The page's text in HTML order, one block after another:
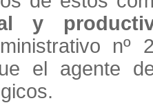
y
el agente